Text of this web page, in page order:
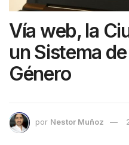
Vía web, la
un Sistema
Género
por Nestor Muñoz